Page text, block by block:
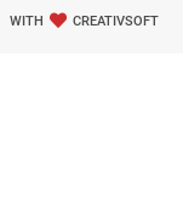
WITH CREATIVSOFT